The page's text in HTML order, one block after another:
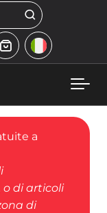
Cerca
a
di articoli
di